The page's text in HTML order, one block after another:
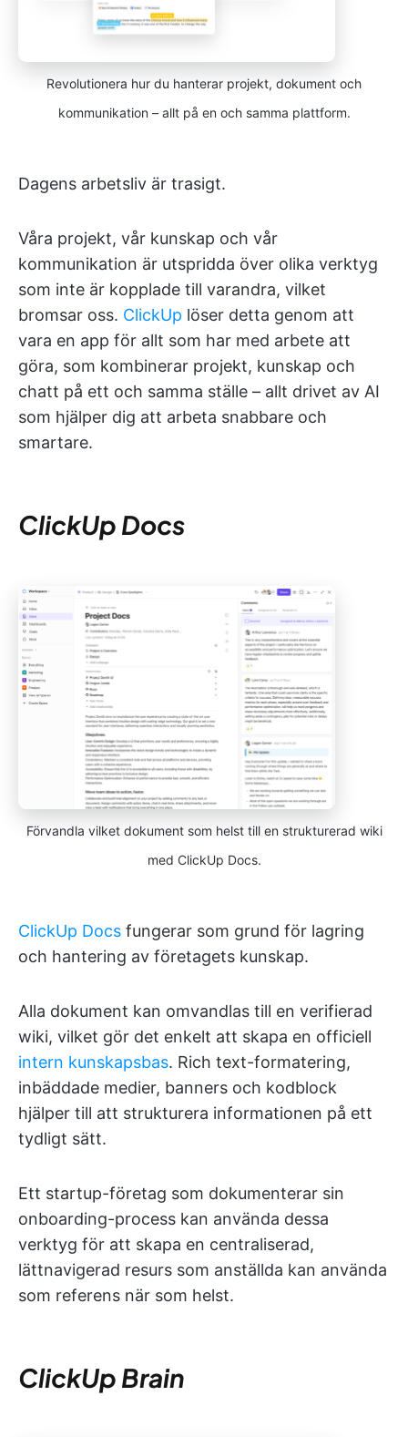
Revolutionera hur du hanterar projekt, dokument och
kommunikation – allt på en och samma plattform.
Dagens arbetsliv är trasigt.
Våra projekt, vår kunskap och vår
kommunikation är utspridda över olika verktyg
som inte är kopplade till varandra, vilket
bromsar oss. ClickUp löser detta genom att
vara en app för allt som har med arbete att
göra, som kombinerar projekt, kunskap och
chatt på ett och samma ställe – allt drivet av AI
som hjälper dig att arbeta snabbare och
smartare.
ClickUp Docs
Förvandla vilket dokument som helst till en strukturerad wiki
med ClickUp Docs.
ClickUp Docs fungerar som grund för lagring
och hantering av företagets kunskap.
Alla dokument kan omvandlas till en verifierad
wiki, vilket gör det enkelt att skapa en officiell
intern kunskapsbas. Rich text-formatering,
inbäddade medier, banners och kodblock
hjälper till att strukturera informationen på ett
tydligt sätt.
Ett startup-företag som dokumenterar sin
onboarding-process kan använda dessa
verktyg för att skapa en centraliserad,
lättnavigerad resurs som anställda kan använda
som referens när som helst.
ClickUp Brain